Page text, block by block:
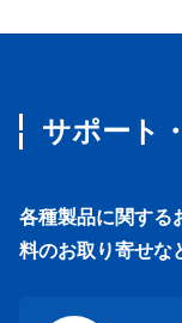
サポート
各種製品に関する
料のお取り寄せな